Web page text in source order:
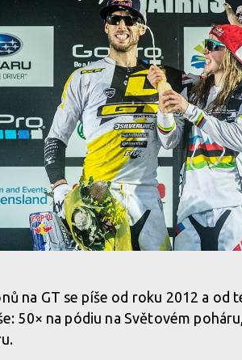
na GT se píše od roku 2012 a od
50× na pódiu na Světovém